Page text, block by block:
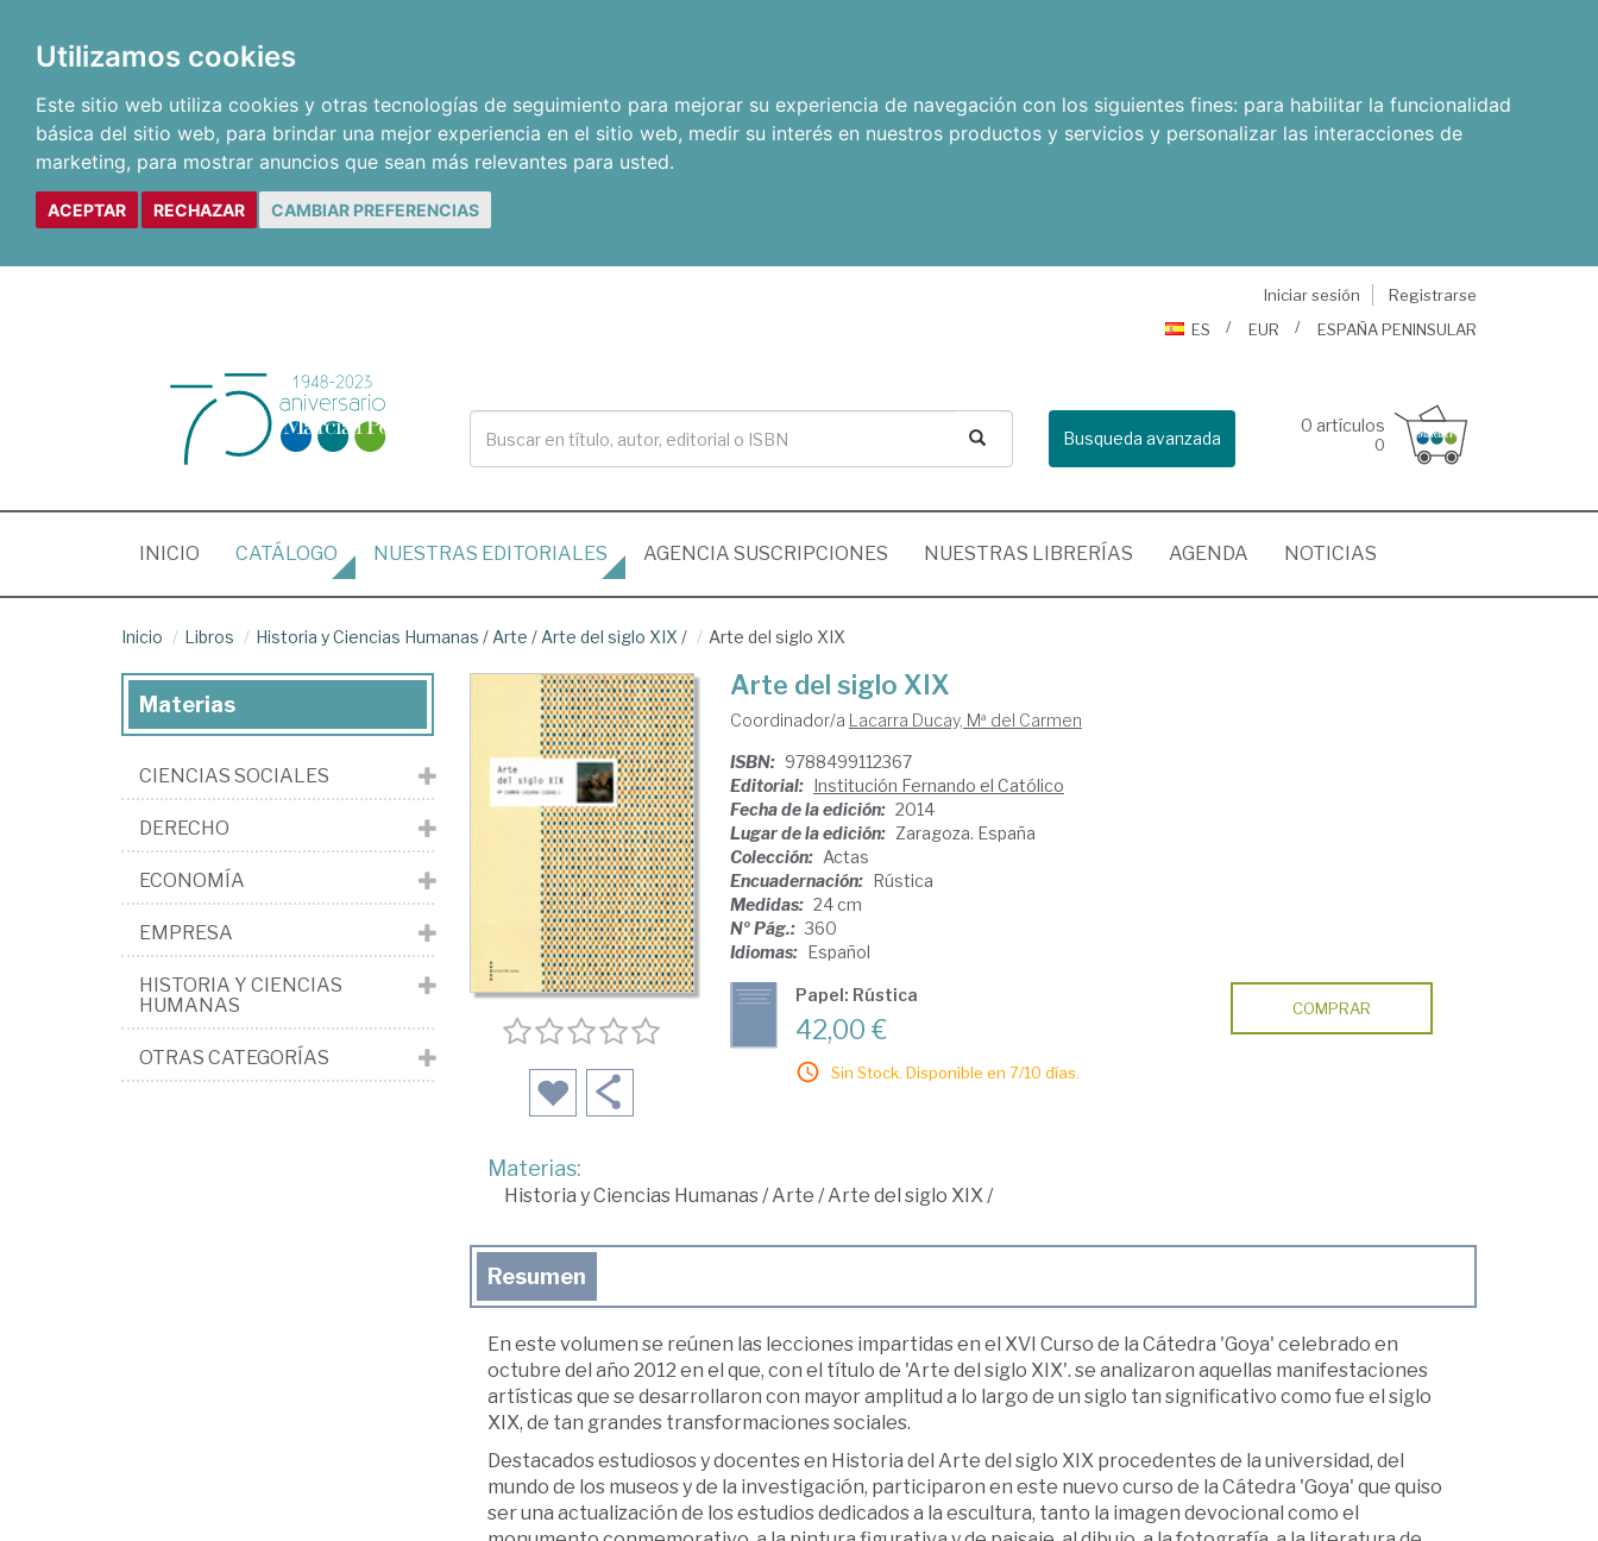
Utilizamos cookies
Este sitio web utiliza cookies y otras tecnologías de seguimiento para mejorar su experiencia de navegación con los siguientes fines: para habilitar la funcionalidad
básica del sitio web, para brindar una mejor experiencia en el sitio web, medir su interés en nuestros productos y servicios y personalizar las interacciones de
marketing, para mostrar anuncios que sean más relevantes para usted.
ACEPTAR RECHAZAR CAMBIAR PREFERENCIAS
Iniciar sesión
Registrarse
ES
EUR ESPAÑA PENINSULAR
Busqueda avanzada
0 artículos
0
INICIO (CURRENT)
CATÁLOGO NUESTRAS EDITORIALES AGENCIA SUSCRIPCIONES NUESTRAS LIBRERÍAS AGENDA NOTICIAS
Inicio Libros Historia y Ciencias Humanas / Arte / Arte del siglo XIX / Arte del siglo XIX
Arte del siglo XIX
Coordinador/a Lacarra Ducay, Mª del Carmen
ISBN: 9788499112367
Editorial: Institución Fernando el Católico
Fecha de la edición: 2014
Lugar de la edición: Zaragoza. España
Colección: Actas
Encuadernación: Rústica
Medidas: 24 cm
Nº Pág.: 360
Idiomas: Español
Papel: Rústica
42,00 €
Sin Stock. Disponible en 7/10 días.
COMPRAR
Materias:
Historia y Ciencias Humanas/Arte /Arte del siglo XIX/
Resumen
En este volumen se reúnen las lecciones impartidas en el XVI Curso de la Cátedra 'Goya' celebrado en
octubre del año 2012 en el que, con el título de 'Arte del siglo XIX'. se analizaron aquellas manifestaciones
artísticas que se desarrollaron con mayor amplitud a lo largo de un siglo tan significativo como fue el siglo
XIX, de tan grandes transformaciones sociales.
Destacados estudiosos y docentes en Historia del Arte del siglo XIX procedentes de la universidad, del
mundo de los museos y de la investigación, participaron en este nuevo curso de la Cátedra 'Goya' que quiso
ser una actualización de los estudios dedicados a la escultura, tanto la imagen devocional como el
Materias
CIENCIAS SOCIALES
DERECHO
ECONOMÍA
EMPRESA
HISTORIA Y CIENCIAS
HUMANAS
OTRAS CATEGORÍAS